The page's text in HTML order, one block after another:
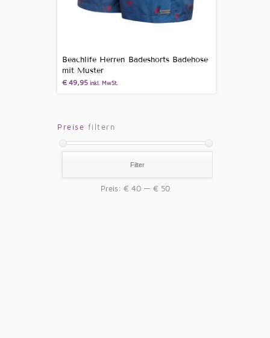
Beachlife Herren Badeshorts Badehose
mit Muster
€49,95 inkl. MwSt.
Preise filtern
Filter
Preis: € 40— € 50